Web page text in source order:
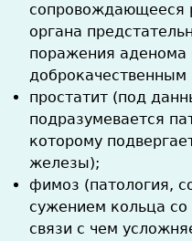
сопровождающееся
органа
поражения аденома
доброкачественным
простатит (под
подразумевается
которому
железы);
фимоз (патология,
сужением кольца
связи с чем